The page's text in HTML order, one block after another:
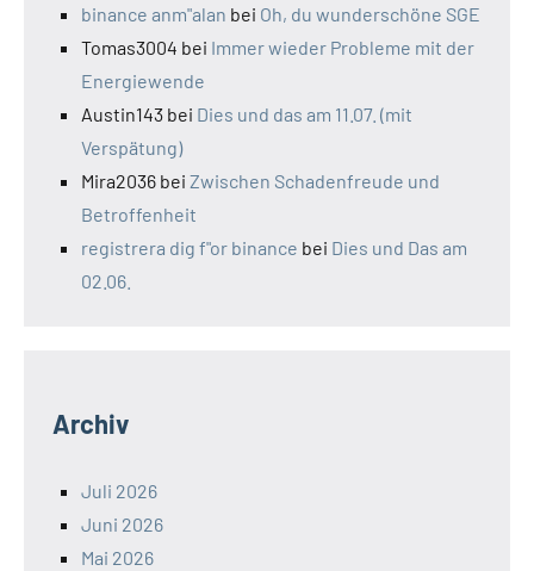
binance anm"alan bei Oh, du wunderschöne SGE
Tomas3004 bei Immer wieder Probleme mit der
Energiewende
Austin143 bei Dies und das am 11.07. (mit
Verspätung)
Mira2036 bei Zwischen Schadenfreude und
Betroffenheit
registrera dig f"or binance bei Dies und Das am
02.06.
Archiv
Juli 2026
Juni 2026
Mai 2026